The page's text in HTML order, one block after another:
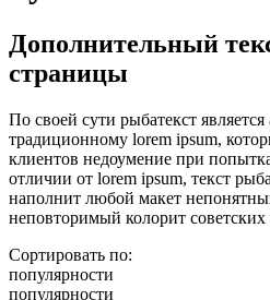
Дополнительный
страницы
По своей сути рыбатекст является
традиционному lorem ipsum,
клиентов недоумение при
отличии от lorem ipsum, текст
наполнит любой макет
неповторимый колорит советских
Сортировать по:
популярности
популярности